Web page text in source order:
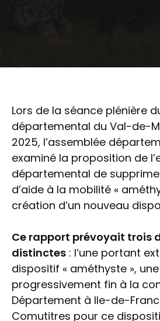
Lors de la séance plénière
départemental du Val-de-
2025, l’assemblée
examiné la proposition de
départemental de
d’aide à la mobilité «
création d’un nouveau
Ce rapport prévoyait trois
distinctes : l’une portant
dispositif « améthyste »,
progressivement fin à la
Département à Ile-de-
Comutitres pour ce